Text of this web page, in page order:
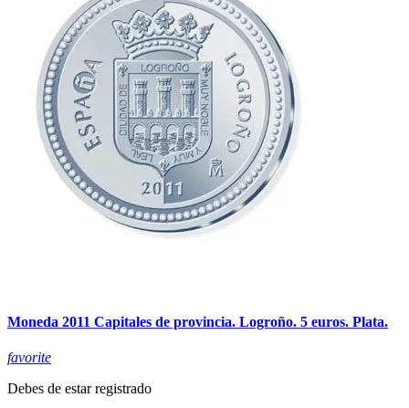
Moneda 2011 Capitales de provincia. Logroño. 5 euros. Plata.
favorite
Debes de estar registrado